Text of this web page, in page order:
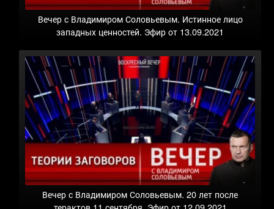
Вечер с Владимиром Соловьевым. Истинное лицо
западных ценностей. Эфир от 13.09.2021
Вечер с Владимиром Соловьевым. 20 лет после